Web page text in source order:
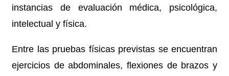
instancias de evaluación médica, psicológica,
intelectual y física.
Entre las pruebas físicas previstas se encuentran
ejercicios de abdominales, flexiones de brazos y